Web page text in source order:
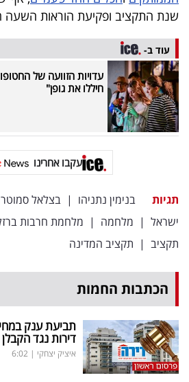
שנת התקציב ופקיעת הוראות השעה
עוד ב-
עדויות הזוועה של
חיללו את גופן"
עקבו אחרינו
תגיות בנימין נתניהו | בצלאל
ישראל | מלחמה | מלחמת חרבות
תקציב | תקציב המדינה
הכתבות החמות
דירות נגד הקבלן
איציק יצחקי |
6:02